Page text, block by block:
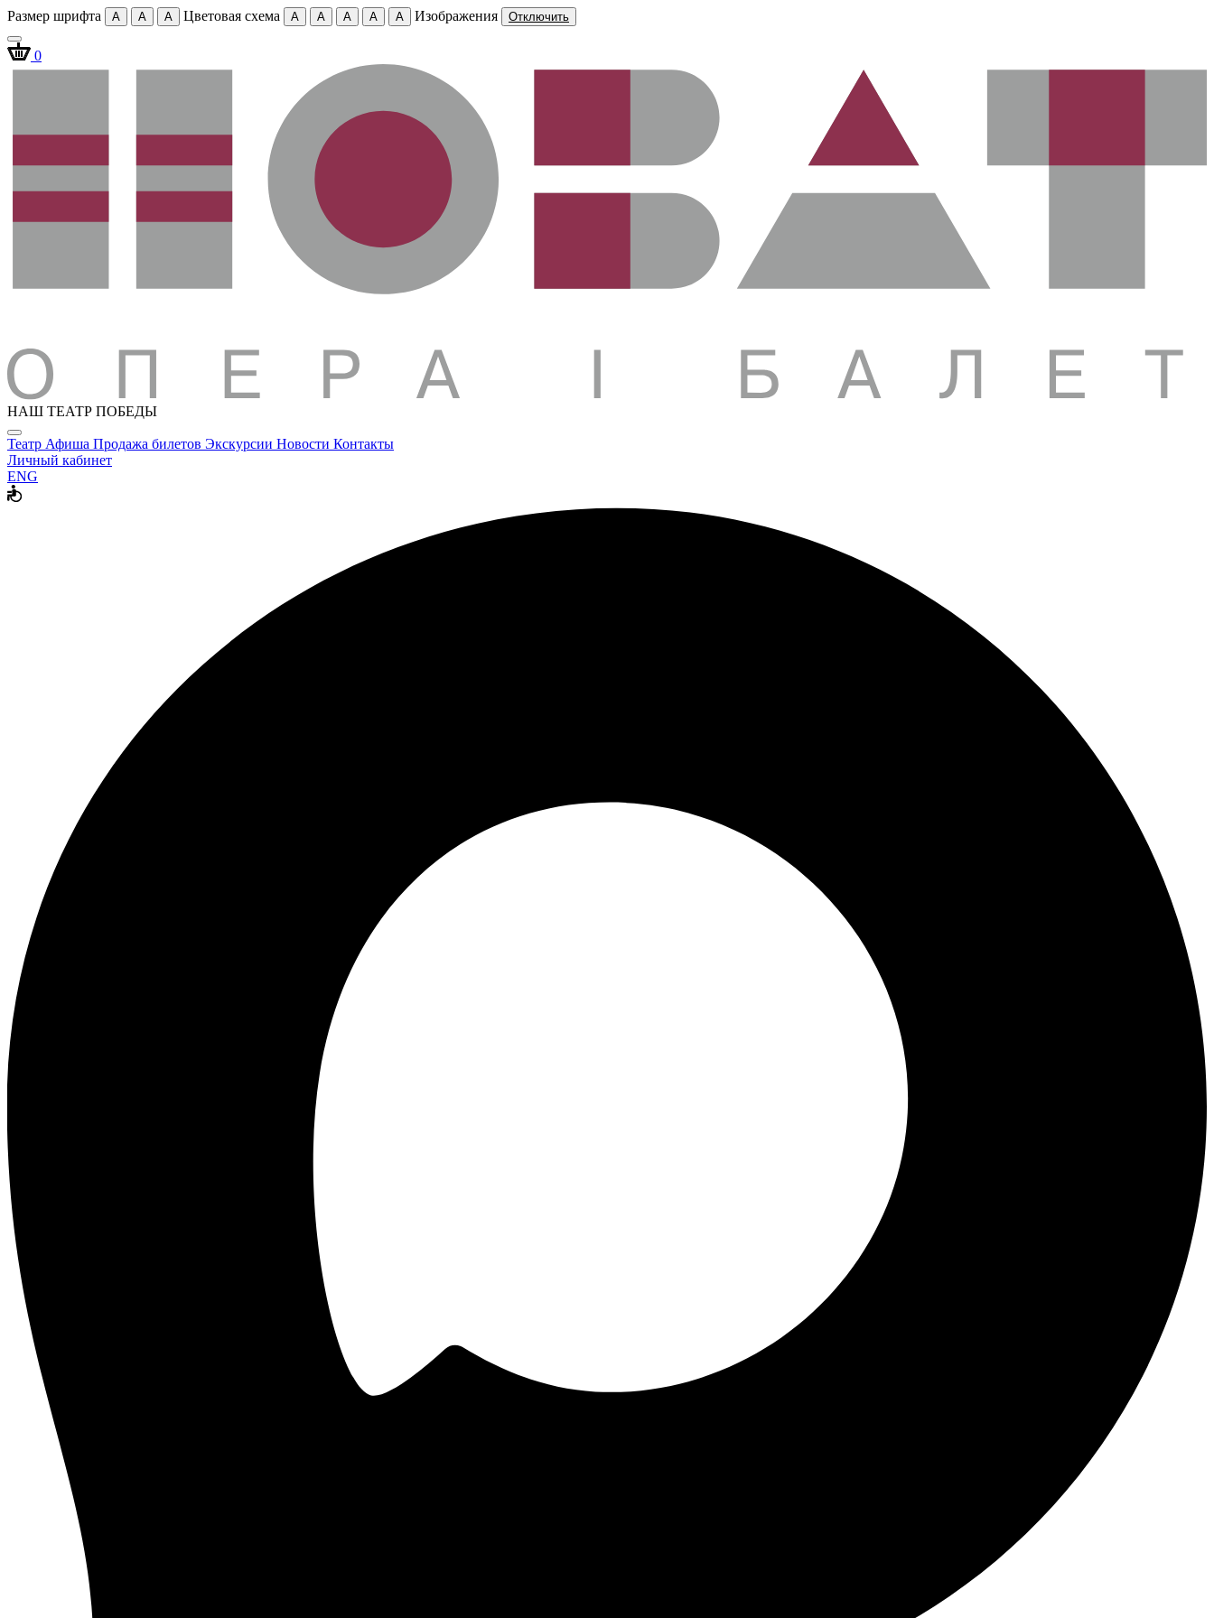
Размер шрифта A A A Цветовая схема A A A A A Изображения Отключить
0
НАШ ТЕАТР ПОБЕДЫ
Театр Афиша Продажа билетов Экскурсии Новости Контакты
Личный кабинет
ENG